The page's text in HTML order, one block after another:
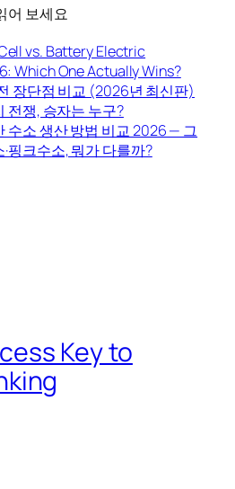
어 보세요
vs. Battery Electric
Which One Actually Wins?
장단점 비교 (2026년 최신판)
전쟁, 승자는 누구?
수소 생산 방법 비교 2026 — 그
·핑크수소, 뭐가 다를까?
Key to